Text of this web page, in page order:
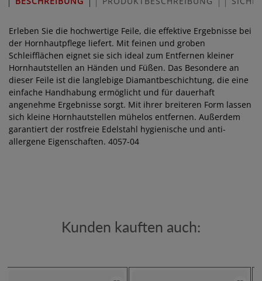
Erleben Sie die hochwertige Feile, die effektive Ergebnisse bei
der Hornhautpflege liefert. Mit feinen und groben
Schleifflächen eignet sie sich ideal zum Entfernen kleiner
Hornhautstellen an Händen und Füßen. Das Besondere an
dieser Feile ist die langlebige Diamantbeschichtung, die eine
einfache Handhabung ermöglicht und für dauerhaft
angenehme Ergebnisse sorgt. Mit ihrer breiteren Form lassen
sich kleine Hornhautstellen mühelos entfernen. Außerdem
garantiert der rostfreie Edelstahl hygienische und anti-
allergene Eigenschaften. 4057-04
Kunden kauften auch: